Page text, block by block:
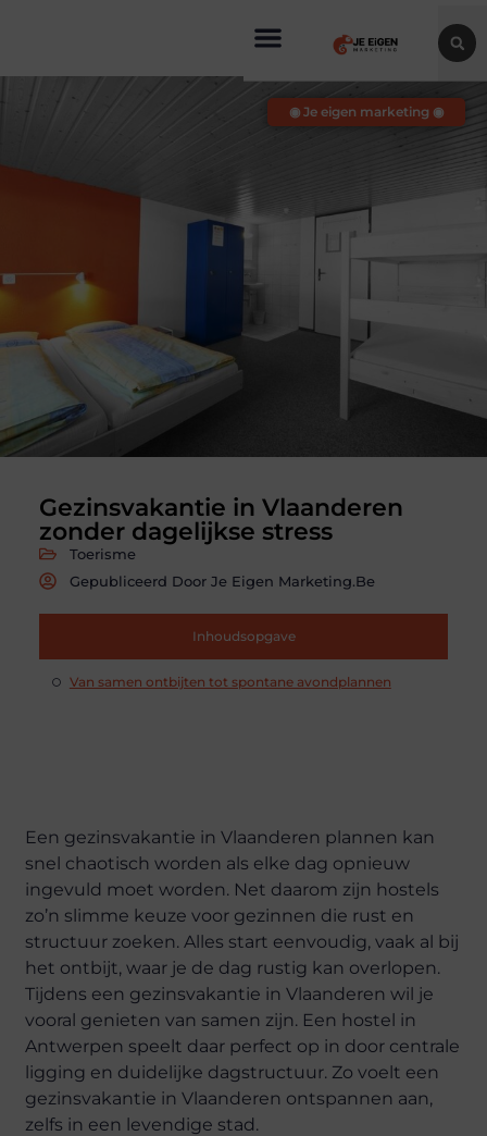
Gezinsvakantie in Vlaanderen
zonder dagelijkse stress
Toerisme
Gepubliceerd Door Je Eigen Marketing.be
Inhoudsopgave
Van samen ontbijten tot spontane avondplannen
◉ Je eigen marketing ◉
Een gezinsvakantie in Vlaanderen plannen kan
snel chaotisch worden als elke dag opnieuw
ingevuld moet worden. Net daarom zijn hostels
zo’n slimme keuze voor gezinnen die rust en
structuur zoeken. Alles start eenvoudig, vaak al bij
het ontbijt, waar je de dag rustig kan overlopen.
Tijdens een gezinsvakantie in Vlaanderen wil je
vooral genieten van samen zijn. Een hostel in
Antwerpen speelt daar perfect op in door centrale
ligging en duidelijke dagstructuur. Zo voelt een
gezinsvakantie in Vlaanderen ontspannen aan,
zelfs in een levendige stad.